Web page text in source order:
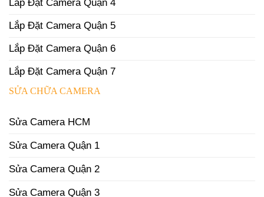
Lắp Đặt Camera Quận 4
Lắp Đặt Camera Quận 5
Lắp Đặt Camera Quận 6
Lắp Đặt Camera Quận 7
SỬA CHỮA CAMERA
Sửa Camera HCM
Sửa Camera Quận 1
Sửa Camera Quận 2
Sửa Camera Quận 3